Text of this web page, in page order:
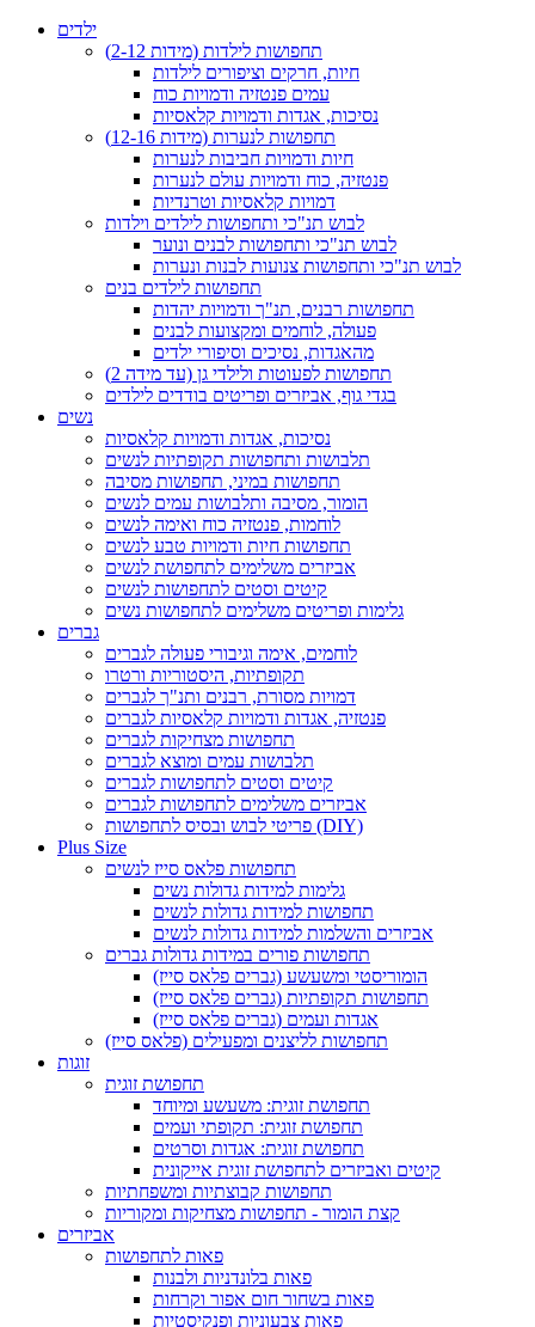
ילדים
תחפושות לילדות (מידות 2-12)
חיות, חרקים וציפורים לילדות
עמים פנטזיה ודמויות כוח
נסיכות, אגדות ודמויות קלאסיות
תחפושות לנערות (מידות 12-16)
חיות ודמויות חביבות לנערות
פנטזיה, כוח ודמויות עולם לנערות
דמויות קלאסיות וטרנדיות
לבוש תנ"כי ותחפושות לילדים וילדות
לבוש תנ"כי ותחפושות לבנים ונוער
לבוש תנ"כי ותחפושות צנועות לבנות ונערות
תחפושות לילדים בנים
תחפושות רבנים, תנ"ך ודמויות יהדות
פעולה, לוחמים ומקצועות לבנים
מהאגדות, נסיכים וסיפורי ילדים
תחפושות לפעוטות ולילדי גן (עד מידה 2)
בגדי גוף, אביזרים ופריטים בודדים לילדים
נשים
נסיכות, אגדות ודמויות קלאסיות
תלבושות ותחפושות תקופתיות לנשים
תחפושות במיני, תחפושות מסיבה
הומור, מסיבה ותלבושות עמים לנשים
לוחמות, פנטזיה כוח ואימה לנשים
תחפושות חיות ודמויות טבע לנשים
אביזרים משלימים לתחפושת לנשים
קיטים וסטים לתחפושות לנשים
גלימות ופריטים משלימים לתחפושות נשים
גברים
לוחמים, אימה וגיבורי פעולה לגברים
תקופתיות, היסטוריות ורטרו
דמויות מסורת, רבנים ותנ"ך לגברים
פנטזיה, אגדות ודמויות קלאסיות לגברים
תחפושות מצחיקות לגברים
תלבושות עמים ומוצא לגברים
קיטים וסטים לתחפושות לגברים
אביזרים משלימים לתחפושות לגברים
פריטי לבוש ובסיס לתחפושות (DIY)
Plus Size
תחפושות פלאס סייז לנשים
גלימות למידות גדולות נשים
תחפושות למידות גדולות לנשים
אביזרים והשלמות למידות גדולות לנשים
תחפושות פורים במידות גדולות גברים
הומוריסטי ומשעשע (גברים פלאס סייז)
תחפושות תקופתיות (גברים פלאס סייז)
אגדות ועמים (גברים פלאס סייז)
תחפושות לליצנים ומפעילים (פלאס סייז)
זוגות
תחפושת זוגית
תחפושת זוגית: משעשע ומיוחד
תחפושת זוגית: תקופתי ועמים
תחפושת זוגית: אגדות וסרטים
קיטים ואביזרים לתחפושת זוגית אייקונית
תחפושות קבוצתיות ומשפחתיות
קצת הומור - תחפושות מצחיקות ומקוריות
אביזרים
פאות לתחפושות
פאות בלונדניות ולבנות
פאות בשחור חום אפור וקרחות
פאות צבעוניות ופנקיסטיות